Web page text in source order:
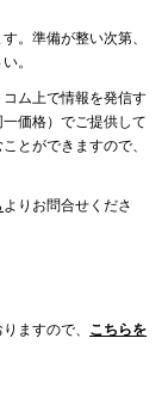
。準備が整い次第、
。
ム上で情報を発信す
価格）でご提供して
とができますので、
よりお問合せくださ
ますので、 こちらを